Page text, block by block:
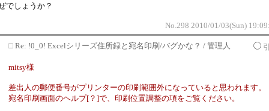
でしょうか？
No.298 2010/01/03(Sun)
□ Re: !0_0! Excelシリーズ住所録と宛名印刷/バグかな？ / 管理人
mitsy様
差出人の郵便番号がプリンターの印刷範囲外になっていると思われます。
宛名印刷画面のヘルプ[？]で、印刷位置調整の項をご覧ください。